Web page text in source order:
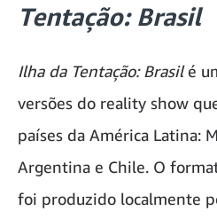
Tentação: Brasil
Ilha da Tentação: Brasilé
versões do reality show
países da América Latina:
Argentina e Chile. O
foi produzido localmente